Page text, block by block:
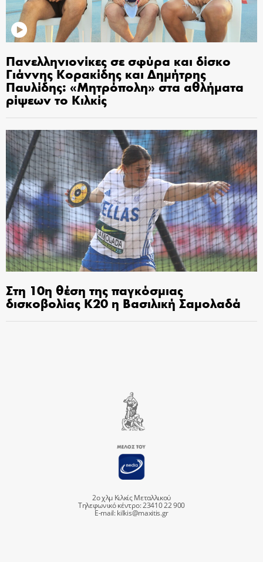
Πανελληνιονίκες σε σφύρα και δίσκο
Γιάννης Κορακίδης και Δημήτρης
Παυλίδης: «Μητρόπολη» στα αθλήματα
ρίψεων το Κιλκίς
Στη 10η θέση της παγκόσμιας
δισκοβολίας Κ20 η Βασιλική Σαμολαδά
2ο χλμ Κιλκίς Μεταλλικού
Τηλεφωνικό κέντρο: 23410 22 900
E-mail:kilkis@maxitis.gr